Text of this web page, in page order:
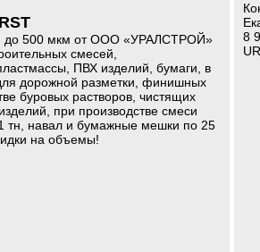
до 500 мкм от ООО «УРАЛСТРОЙ»
смесей,
ПВХ изделий, бумаги, в
дорожной разметки, финишных
буровых растворов, чистящих
при производстве смеси
тн, навал и бумажные мешки по 25
на объемы!
8